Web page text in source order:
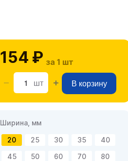
154 ₽ за 1 шт
шт В корзину
Ширина, мм
20 25 30 35
40
45
50 60 70 80